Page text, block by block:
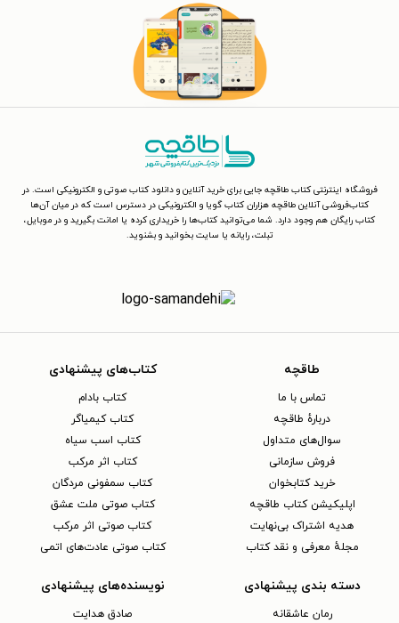
فروشگاه اینترنتی کتاب طاقچه جایی برای خرید آنلاین و دانلود کتاب صوتی و الکترونیکی است. در
کتاب‌فروشی آنلاین طاقچه هزاران کتاب گویا و الکترونیکی در دسترس است که در میان آن‌ها
کتاب رایگان هم وجود دارد. شما می‌توانید کتاب‌ها را خریداری کرده یا امانت بگیرید و در موبایل،
تبلت، رایانه یا سایت بخوانید و بشنوید.
طاقچه
تماس با ما
دربارهٔ طاقچه
سوال‌های متداول
فروش سازمانی
خرید کتابخوان
اپلیکیشن کتاب طاقچه
هدیه اشتراک بی‌نهایت
مجلهٔ معرفی و نقد کتاب
کتاب‌های پیشنهادی
کتاب بادام
کتاب کیمیاگر
کتاب اسب سیاه
کتاب اثر مرکب
کتاب سمفونی مردگان
کتاب صوتی ملت عشق
کتاب صوتی اثر مرکب
کتاب صوتی عادت‌های اتمی
دسته بندی پیشنهادی
رمان عاشقانه
نویسنده‌های پیشنهادی
صادق هدایت